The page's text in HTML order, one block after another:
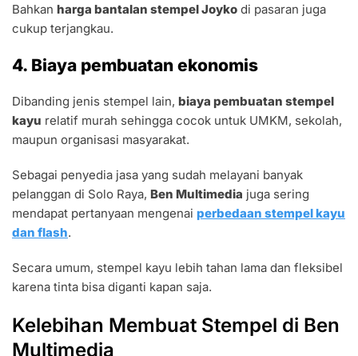
Bahkan harga bantalan stempel Joyko di pasaran juga
cukup terjangkau.
4. Biaya pembuatan ekonomis
Dibanding jenis stempel lain, biaya pembuatan stempel
kayu relatif murah sehingga cocok untuk UMKM, sekolah,
maupun organisasi masyarakat.
Sebagai penyedia jasa yang sudah melayani banyak
pelanggan di Solo Raya, Ben Multimedia juga sering
mendapat pertanyaan mengenai perbedaan stempel kayu
dan flash.
Secara umum, stempel kayu lebih tahan lama dan fleksibel
karena tinta bisa diganti kapan saja.
Kelebihan Membuat Stempel di Ben
Multimedia